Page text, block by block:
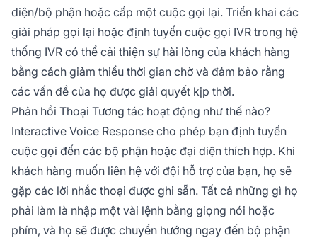
diện/bộ phận hoặc cấp một cuộc gọi lại. Triển khai các
giải pháp gọi lại hoặc định tuyến cuộc gọi IVR trong hệ
thống IVR có thể cải thiện sự hài lòng của khách hàng
bằng cách giảm thiểu thời gian chờ và đảm bảo rằng
các vấn đề của họ được giải quyết kịp thời.
Phản hồi Thoại Tương tác hoạt động như thế nào?
Interactive Voice Response cho phép bạn định tuyến
cuộc gọi đến các bộ phận hoặc đại diện thích hợp. Khi
khách hàng muốn liên hệ với đội hỗ trợ của bạn, họ sẽ
gặp các lời nhắc thoại được ghi sẵn. Tất cả những gì họ
phải làm là nhập một vài lệnh bằng giọng nói hoặc
phím, và họ sẽ được chuyển hướng ngay đến bộ phận